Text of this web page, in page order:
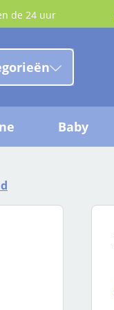
de 24 uur
Baby